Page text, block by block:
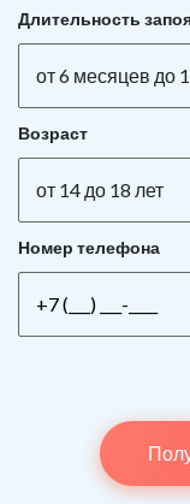
Длительность
от 6 месяцев до
Возраст
от 14 до 18 лет
Номер телефона